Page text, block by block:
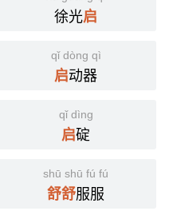
徐光启
qǐ dòng qì
启动器
qǐ dìng
启碇
shū shū fú fú
舒舒服服